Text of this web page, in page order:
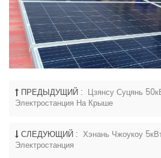
ПРЕДЫДУЩИЙ : Цзянсу Суцянь
Электростанция На Крыше
СЛЕДУЮЩИЙ : Хэнань Чжоукоу
Электростанция